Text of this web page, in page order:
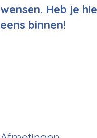
wensen. Heb je
eens binnen!